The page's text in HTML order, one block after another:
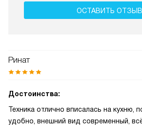
ОСТАВИТЬ ОТЗЫВ
Ринат
Достоинства:
Техника отлично вписалась на кухню,
удобно, внешний вид современный,